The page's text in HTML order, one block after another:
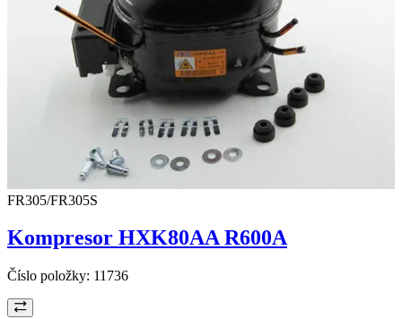
FR305/FR305S
Kompresor HXK80AA R600A
Číslo položky: 11736